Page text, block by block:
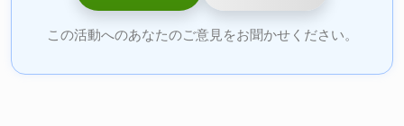
この活動へのあなたのご意見をお聞かせください。